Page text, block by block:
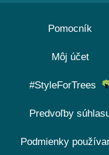
Pomocník
Môj účet
#StyleForTrees
Predvoľby
Podmienky